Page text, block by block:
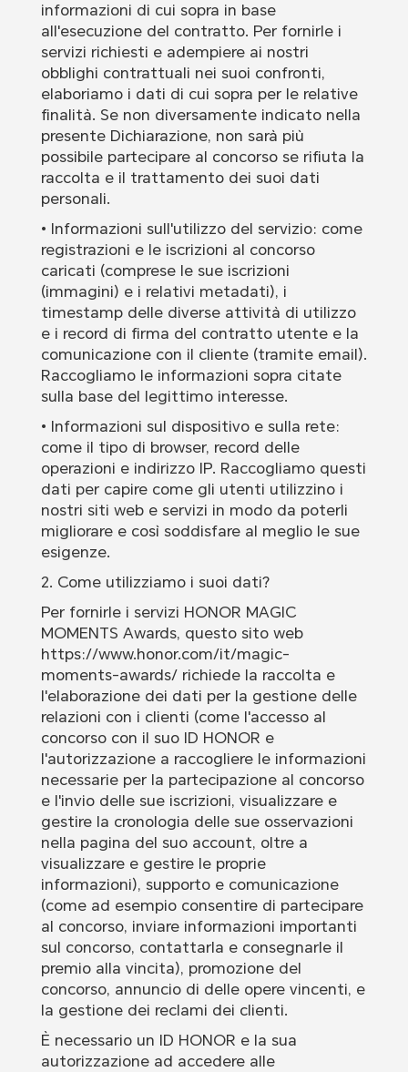
informazioni di cui sopra in base
all'esecuzione del contratto. Per fornirle i
servizi richiesti e adempiere ai nostri
obblighi contrattuali nei suoi confronti,
elaboriamo i dati di cui sopra per le relative
finalità. Se non diversamente indicato nella
presente Dichiarazione, non sarà più
possibile partecipare al concorso se rifiuta la
raccolta e il trattamento dei suoi dati
personali.
• Informazioni sull'utilizzo del servizio: come
registrazioni e le iscrizioni al concorso
caricati (comprese le sue iscrizioni
(immagini) e i relativi metadati), i
timestamp delle diverse attività di utilizzo
e i record di firma del contratto utente e la
comunicazione con il cliente (tramite email).
Raccogliamo le informazioni sopra citate
sulla base del legittimo interesse.
• Informazioni sul dispositivo e sulla rete:
come il tipo di browser, record delle
operazioni e indirizzo IP. Raccogliamo questi
dati per capire come gli utenti utilizzino i
nostri siti web e servizi in modo da poterli
migliorare e così soddisfare al meglio le sue
esigenze.
2. Come utilizziamo i suoi dati?
Per fornirle i servizi HONOR MAGIC
MOMENTS Awards, questo sito web
https://www.honor.com/it/magic-
moments-awards/ richiede la raccolta e
l'elaborazione dei dati per la gestione delle
relazioni con i clienti (come l'accesso al
concorso con il suo ID HONOR e
l'autorizzazione a raccogliere le informazioni
necessarie per la partecipazione al concorso
e l'invio delle sue iscrizioni, visualizzare e
gestire la cronologia delle sue osservazioni
nella pagina del suo account, oltre a
visualizzare e gestire le proprie
informazioni), supporto e comunicazione
(come ad esempio consentire di partecipare
al concorso, inviare informazioni importanti
sul concorso, contattarla e consegnarle il
premio alla vincita), promozione del
concorso, annuncio di delle opere vincenti, e
la gestione dei reclami dei clienti.
È necessario un ID HONOR e la sua
autorizzazione ad accedere alle